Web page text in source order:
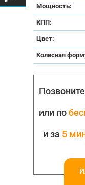
Мощность:
КПП:
Цвет:
Колесная
или по
и за 5